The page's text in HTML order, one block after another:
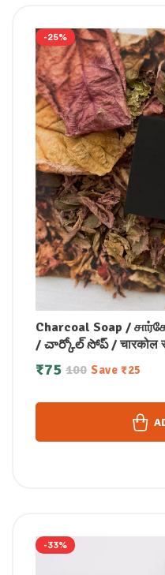
-25%
Charcoal Soap /
/ చార్కోల్ సోప్ /
(100 GM)
100
₹75 Save ₹25
-33%